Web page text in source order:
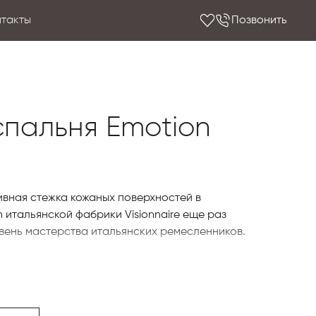
Позвонить
Emotion
стежка кожаных поверхностей в
итальянской фабрики Visionnaire еще раз
мастерства итальянских ремесленников.
Структура выполнена из корневища